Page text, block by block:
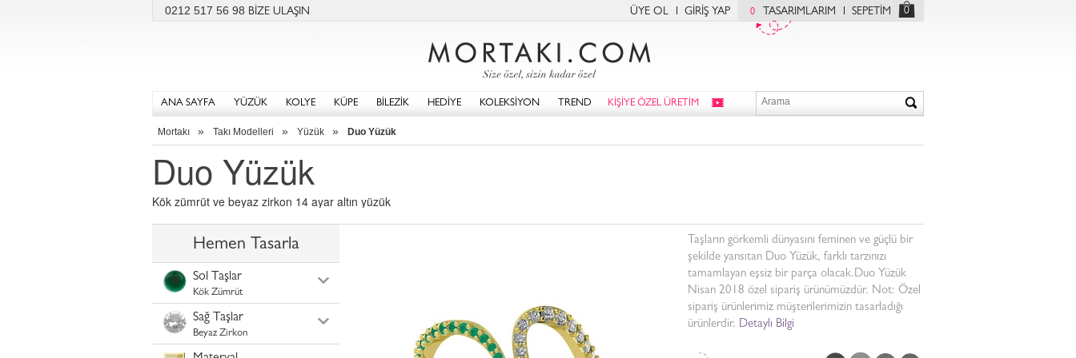
0212 517 56 98 BİZE ULAŞIN ÜYE OL GİRİŞ YAP 0 TASARIMLARIM SEPETİM 0
ANA SAYFA YÜZÜK KOLYE KÜPE BİLEZİK HEDİYE KOLEKSİYON TREND KİŞİYE ÖZEL ÜRETİM
Mortakı » Takı Modelleri » Yüzük » Duo Yüzük
Duo Yüzük
Kök zümrüt ve beyaz zirkon 14 ayar altın yüzük
Hemen Tasarla
Sol Taşlar
Kök Zümrüt
Sağ Taşlar
Beyaz Zirkon
Taşların görkemli dünyasını feminen ve güçlü bir
şekilde yansıtan Duo Yüzük, farklı tarzınızı
tamamlayan eşsiz bir parça olacak.Duo Yüzük
Nisan 2018 özel sipariş ürünümüzdür. Not: Özel
sipariş ürünlerimiz müşterilerimizin tasarladığı
ürünlerdir. Detaylı Bilgi